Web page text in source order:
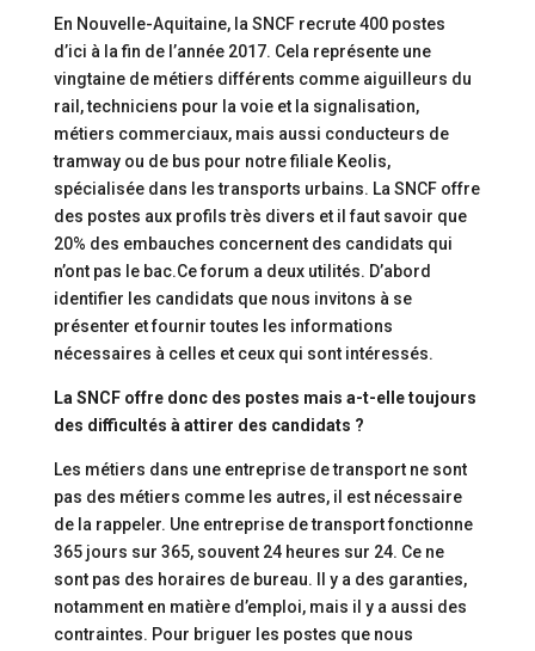
En Nouvelle-Aquitaine, la SNCF recrute 400 postes
d’ici à la fin de l’année 2017. Cela représente une
vingtaine de métiers différents comme aiguilleurs du
rail, techniciens pour la voie et la signalisation,
métiers commerciaux, mais aussi conducteurs de
tramway ou de bus pour notre filiale Keolis,
spécialisée dans les transports urbains. La SNCF offre
des postes aux profils très divers et il faut savoir que
20% des embauches concernent des candidats qui
n’ont pas le bac.Ce forum a deux utilités. D’abord
identifier les candidats que nous invitons à se
présenter et fournir toutes les informations
nécessaires à celles et ceux qui sont intéressés.
La SNCF offre donc des postes mais a-t-elle toujours
des difficultés à attirer des candidats ?
Les métiers dans une entreprise de transport ne sont
pas des métiers comme les autres, il est nécessaire
de la rappeler. Une entreprise de transport fonctionne
365 jours sur 365, souvent 24 heures sur 24. Ce ne
sont pas des horaires de bureau. Il y a des garanties,
notamment en matière d’emploi, mais il y a aussi des
contraintes. Pour briguer les postes que nous